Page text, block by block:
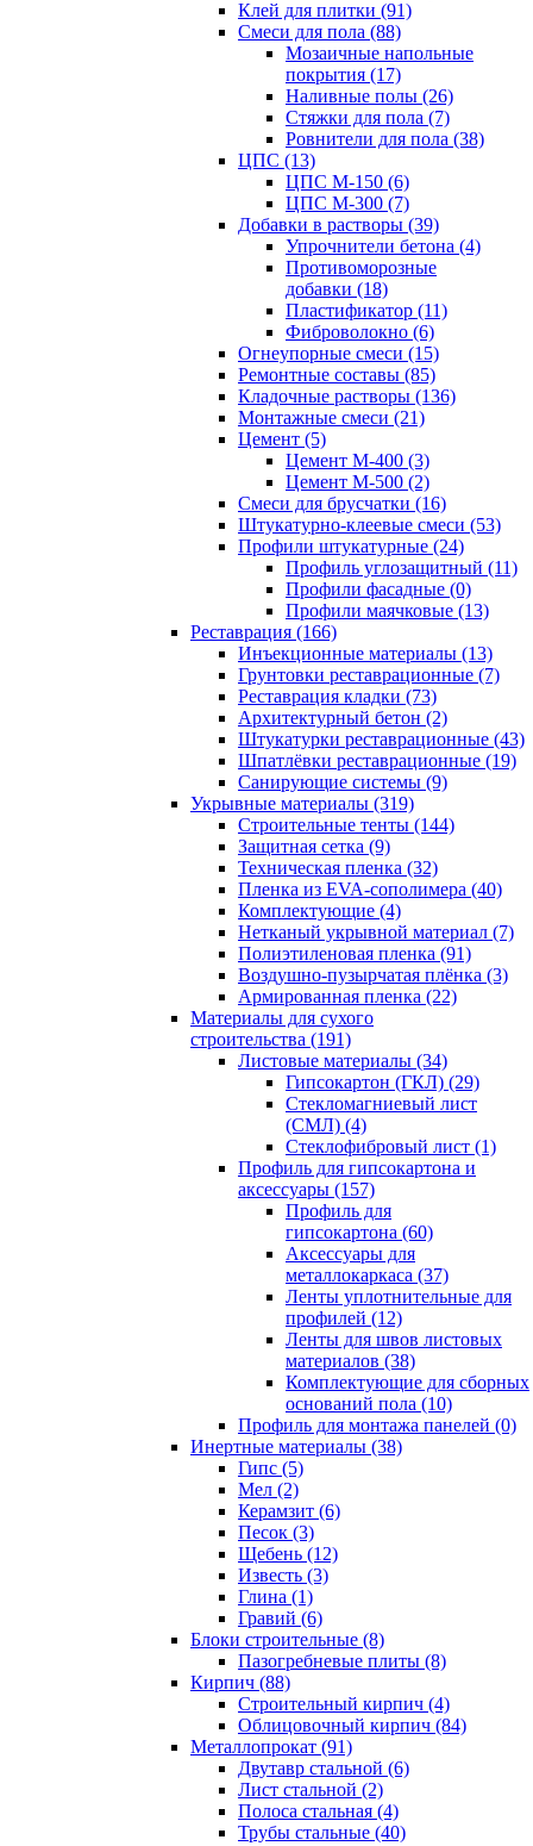
Клей для плитки (91)
Смеси для пола (88)
Мозаичные напольные
покрытия (17)
Наливные полы (26)
Стяжки для пола (7)
Ровнители для пола (38)
ЦПС (13)
ЦПС М-150 (6)
ЦПС М-300 (7)
Добавки в растворы (39)
Упрочнители бетона (4)
Противоморозные
добавки (18)
Пластификатор (11)
Фиброволокно (6)
Огнеупорные смеси (15)
Ремонтные составы (85)
Кладочные растворы (136)
Монтажные смеси (21)
Цемент (5)
Цемент М-400 (3)
Цемент М-500 (2)
Смеси для брусчатки (16)
Штукатурно-клеевые смеси (53)
Профили штукатурные (24)
Профиль углозащитный (11)
Профили фасадные (0)
Профили маячковые (13)
Реставрация (166)
Инъекционные материалы (13)
Грунтовки реставрационные (7)
Реставрация кладки (73)
Архитектурный бетон (2)
Штукатурки реставрационные (43)
Шпатлёвки реставрационные (19)
Санирующие системы (9)
Укрывные материалы (319)
Строительные тенты (144)
Защитная сетка (9)
Техническая пленка (32)
Пленка из EVA-сополимера (40)
Комплектующие (4)
Нетканый укрывной материал (7)
Полиэтиленовая пленка (91)
Воздушно-пузырчатая плёнка (3)
Армированная пленка (22)
Материалы для сухого
строительства (191)
Листовые материалы (34)
Гипсокартон (ГКЛ) (29)
Стекломагниевый лист
(СМЛ) (4)
Cтеклофибровый лист (1)
Профиль для гипсокартона и
аксессуары (157)
Профиль для
гипсокартона (60)
Аксессуары для
металлокаркаса (37)
Ленты уплотнительные для
профилей (12)
Ленты для швов листовых
материалов (38)
Комплектующие для сборных
оснований пола (10)
Профиль для монтажа панелей (0)
Инертные материалы (38)
Гипс (5)
Мел (2)
Керамзит (6)
Песок (3)
Щебень (12)
Известь (3)
Глина (1)
Гравий (6)
Блоки строительные (8)
Пазогребневые плиты (8)
Кирпич (88)
Строительный кирпич (4)
Облицовочный кирпич (84)
Металлопрокат (91)
Двутавр стальной (6)
Лист стальной (2)
Полоса стальная (4)
Трубы стальные (40)